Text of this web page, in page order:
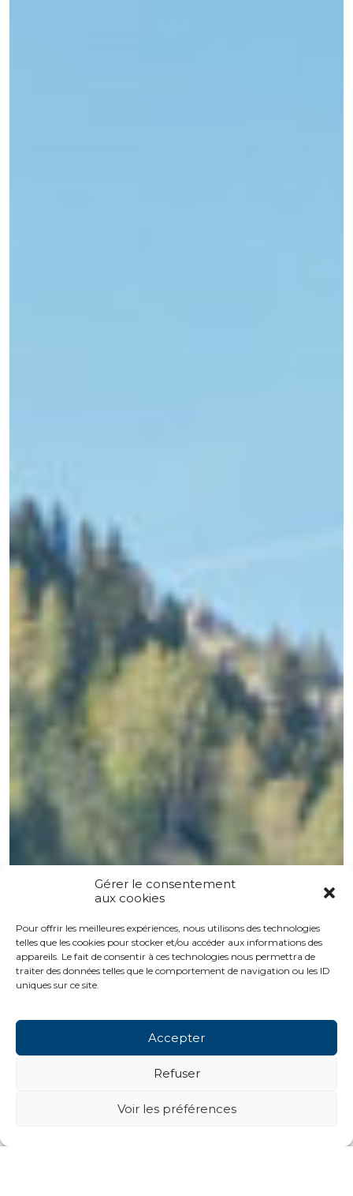
Gérer le consentement
aux cookies
Pour offrir les meilleures expériences, nous utilisons des technologies
telles que les cookies pour stocker et/ou accéder aux informations des
appareils. Le fait de consentir à ces technologies nous permettra de
traiter des données telles que le comportement de navigation ou les ID
uniques sur ce site.
Accepter
Refuser
Voir les préférences